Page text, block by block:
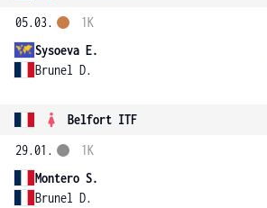
05.03.
Sysoeva E.
Brunel D.
1K
Belfort ITF
29.01.
Montero S.
Brunel D.
1K